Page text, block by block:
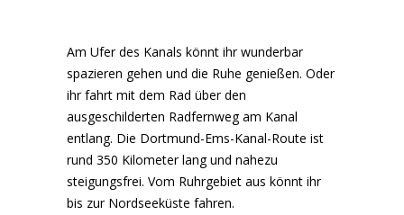
Am Ufer des Kanals könnt ihr wunderbar
spazieren gehen und die Ruhe genießen. Oder
ihr fahrt mit dem Rad über den
ausgeschilderten Radfernweg am Kanal
entlang. Die Dortmund-Ems-Kanal-Route ist
rund 350 Kilometer lang und nahezu
steigungsfrei. Vom Ruhrgebiet aus könnt ihr
bis zur Nordseeküste fahren.